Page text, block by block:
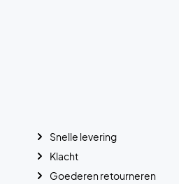
Snelle levering
Klacht
Goederen retourneren